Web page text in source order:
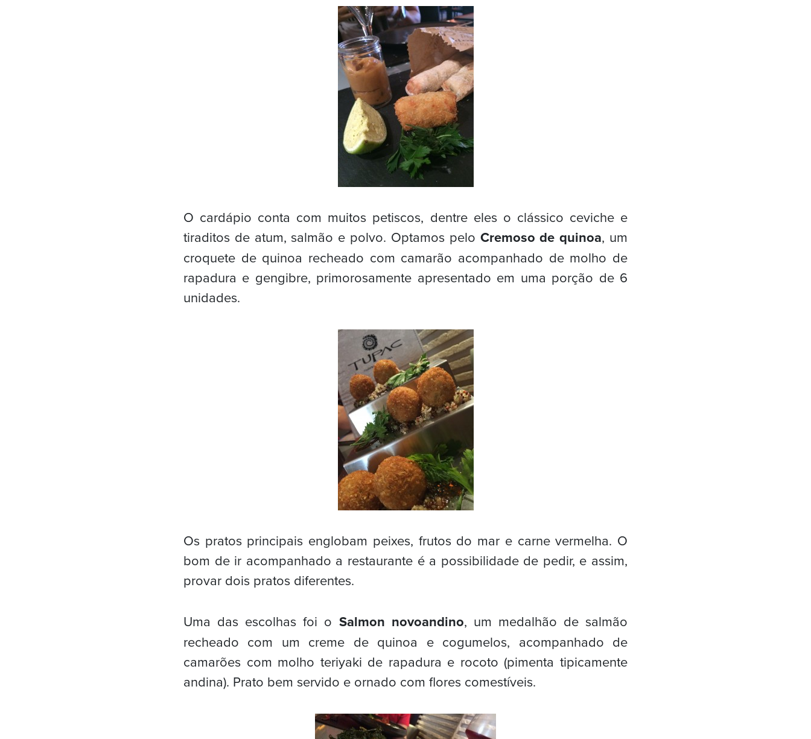
O cardápio conta com muitos petiscos, dentre eles o clássico ceviche e
tiraditos de atum, salmão e polvo. Optamos pelo Cremoso de quinoa, um
croquete de quinoa recheado com camarão acompanhado de molho de
rapadura e gengibre, primorosamente apresentado em uma porção de 6
unidades.
Os pratos principais englobam peixes, frutos do mar e carne vermelha. O
bom de ir acompanhado a restaurante é a possibilidade de pedir, e assim,
provar dois pratos diferentes.
Uma das escolhas foi o Salmon novoandino, um medalhão de salmão
recheado com um creme de quinoa e cogumelos, acompanhado de
camarões com molho teriyaki de rapadura e rocoto (pimenta tipicamente
andina). Prato bem servido e ornado com flores comestíveis.